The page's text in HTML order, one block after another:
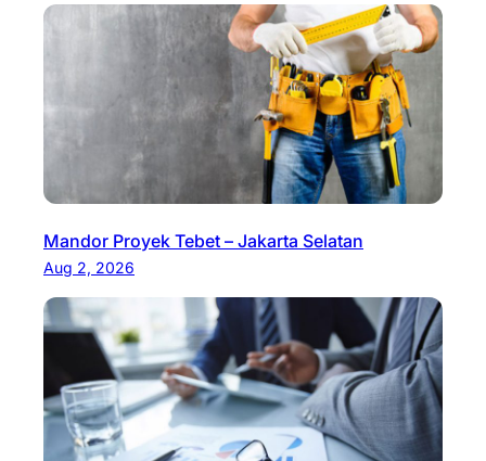
Mandor Proyek Tebet – Jakarta Selatan
Aug 2, 2026